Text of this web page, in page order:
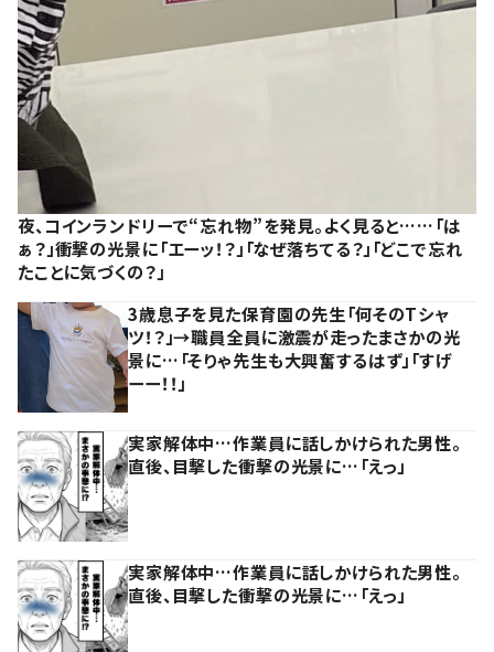
夜、コインランドリーで“忘れ物”を発見。よく見ると……「は
ぁ？」衝撃の光景に「エーッ！？」「なぜ落ちてる？」「どこで忘れ
たことに気づくの？」
3歳息子を見た保育園の先生「何そのTシャ
ツ！？」→職員全員に激震が走ったまさかの光
景に…「そりゃ先生も大興奮するはず」「すげ
ーー！！」
実家解体中…作業員に話しかけられた男性。
直後、目撃した衝撃の光景に…「えっ」
実家解体中…作業員に話しかけられた男性。
直後、目撃した衝撃の光景に…「えっ」